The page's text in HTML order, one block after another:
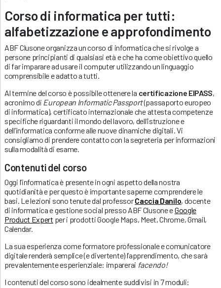
Corso di informatica per tutti:
alfabetizzazione e approfondimento
ABF Clusone organizza un corso di informatica che si rivolge a
persone principianti di qualsiasi età e che ha come obiettivo quello
di far imparare ad usare il computer utilizzando un linguaggio
comprensibile e adatto a tutti.
Al termine del corso è possibile ottenere la certificazione EIPASS,
acronimo di European Informatic Passport(passaporto europeo
di informatica), certificato internazionale che attesta competenze
specifiche riguardanti il mondo del lavoro, dell’istruzione e
dell’informatica conforme alle nuove dinamiche digitali. Vi
consigliamo di prendere contatto con la segreteria per informazioni
sulla modalità di esame.
Contenuti del corso
Oggi l’informatica è presente in ogni aspetto della nostra
quotidianità e per questo è importante saperne comprendere le
basi. Le lezioni sono tenute dal professorCaccia Danilo, docente
di informatica e gestione social presso ABF Clusone eGoogle
Product Expert per i prodotti Google Maps, Meet, Chrome, Gmail,
Calendar.
La sua esperienza come formatore professionale e comunicatore
digitale renderà semplice (e divertente) l’apprendimento, che sarà
prevalentemente esperienziale: imparerai facendo!
I contenuti del corso sono idealmente suddivisi in 7 moduli: